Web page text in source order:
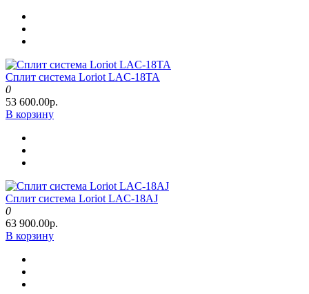
Сплит система Loriot LAC-18TA
0
53 600.00р.
В корзину
Сплит система Loriot LAC-18AJ
0
63 900.00р.
В корзину